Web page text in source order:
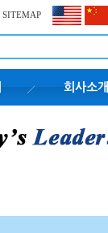
SITEMAP
회사소개